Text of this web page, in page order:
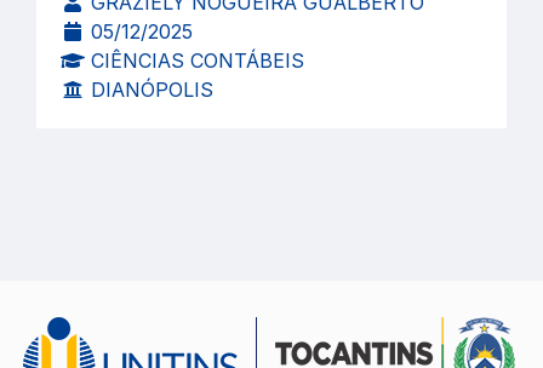
05/12/2025
CIÊNCIAS CONTÁBEIS
DIANÓPOLIS